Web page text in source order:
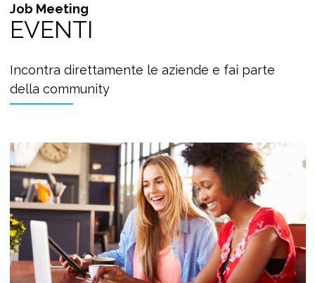
Job Meeting
EVENTI
Incontra direttamente le aziende e fai parte
della community